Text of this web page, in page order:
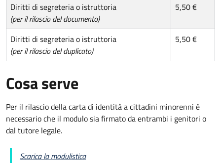
Diritti di segreteria o istruttoria
(per il rilascio del documento)
5,50 €
Diritti di segreteria o istruttoria
(per il rilascio del duplicato)
5,50 €
Cosa serve
Per il rilascio della carta di identità a cittadini minorenni è
necessario che il modulo sia firmato da entrambi i genitori o
dal tutore legale.
Scarica la modulistica